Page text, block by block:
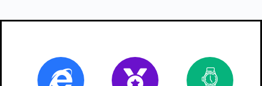
Online Certificado